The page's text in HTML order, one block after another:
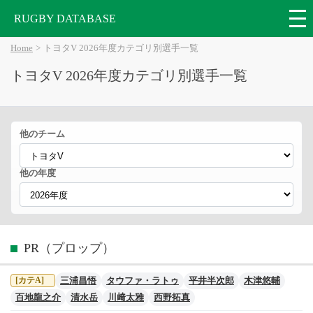
RUGBY DATABASE
Home トヨタV 2026年度カテゴリ別選手一覧
トヨタV 2026年度カテゴリ別選手一覧
他のチーム
他の年度
PR（プロップ）
[カテA] 三浦昌悟 タウファ・ラトゥ 平井半次郎
木津悠輔
百地龍之介
清水岳 川﨑太雅 西野拓真